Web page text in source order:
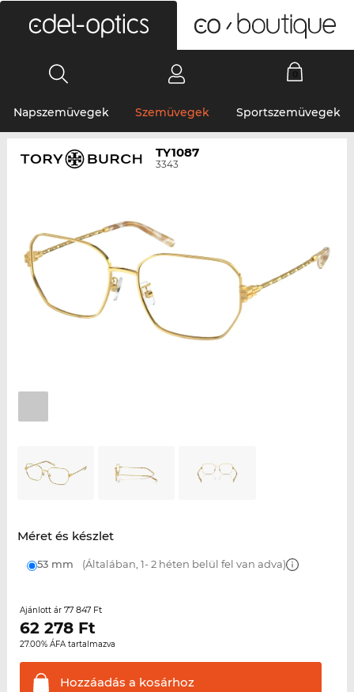
Napszemüvegek Szemüvegek Sportszemüvegek
TY1087
3343
Méret és készlet
53 mm (Általában, 1- 2 héten belül fel van adva)
Ajánlott ár 77 847 Ft
62 278Ft
27.00% ÁFA tartalmazva
Hozzáadás a kosárhoz